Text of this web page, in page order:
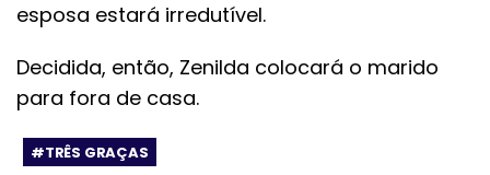
esposa estará irredutível.
Decidida, então, Zenilda colocará o marido
para fora de casa.
#TRÊS GRAÇAS